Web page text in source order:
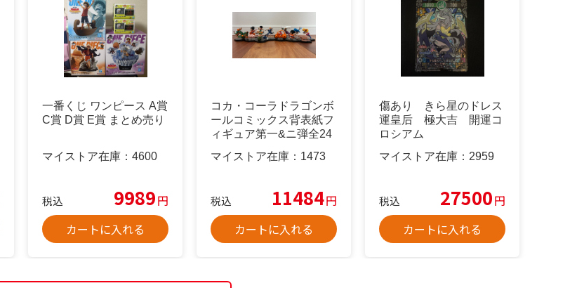
一番くじ ワンピース A賞
C賞 D賞 E賞 まとめ売り
マイストア在庫： 4600
税込 9989円
カートに入れる
コカ・コーラドラゴンボ
ールコミックス背表紙フ
ィギュア第一&ニ弾全24
マイストア在庫： 1473
税込 11484円
カートに入れる
傷あり きら星のドレス
運皇后 極大吉 開運コ
ロシアム
マイストア在庫： 2959
税込 27500円
カートに入れる